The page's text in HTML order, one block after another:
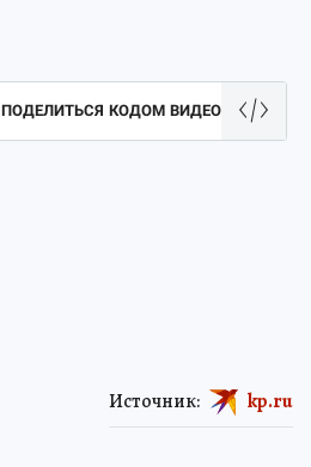
ПОДЕЛИТЬСЯ КОДОМ ВИДЕО
Источник: kp.ru